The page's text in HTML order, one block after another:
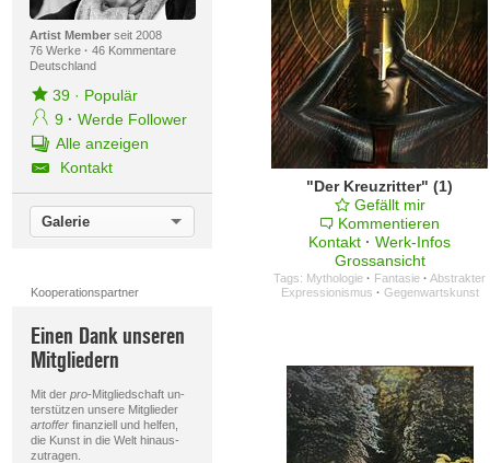
Alle neuen Werke
Artist Memberseit 2008
76 Werke · 46 Kommentare
Deutschland
39· Populär
9 · Werde Follower
Alle anzeigen
Kontakt
Galerie
Kooperationspartner
Einen Dank unseren
Mitgliedern
Mit der pro-Mitgliedschaft un-
terstützen unsere Mitglieder
artofferfinanziell und helfen,
die Kunst in die Welt hinaus-
zutragen.
"Der Kreuzritter" (1)
Gefällt mir
Kommentieren
Kontakt · Werk-Infos
Grossansicht
Tags: Mythologie · Fantasie · Abstrakter
Expressionismus · Gegenwartskunst